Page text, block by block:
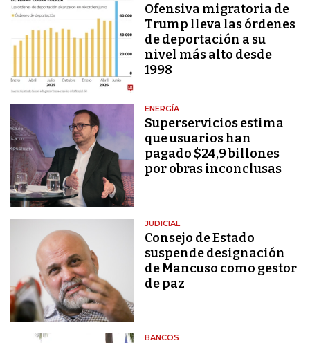
Ofensiva migratoria de
Trump lleva las órdenes
de deportación a su
nivel más alto desde
1998
ENERGÍA
Superservicios estima
que usuarios han
pagado $24,9 billones
por obras inconclusas
JUDICIAL
Consejo de Estado
suspende designación
de Mancuso como gestor
de paz
BANCOS